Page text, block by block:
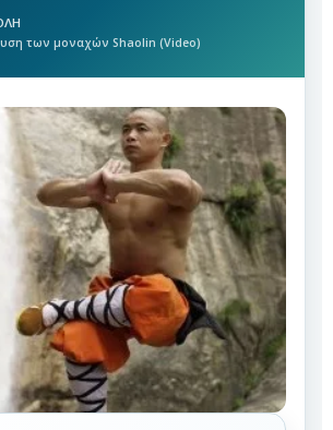
των μοναχών Shaolin (Video)